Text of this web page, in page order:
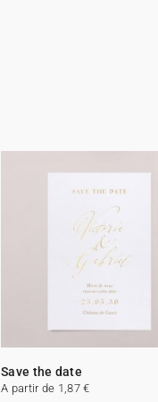
Save the date
A partir de 1,87 €